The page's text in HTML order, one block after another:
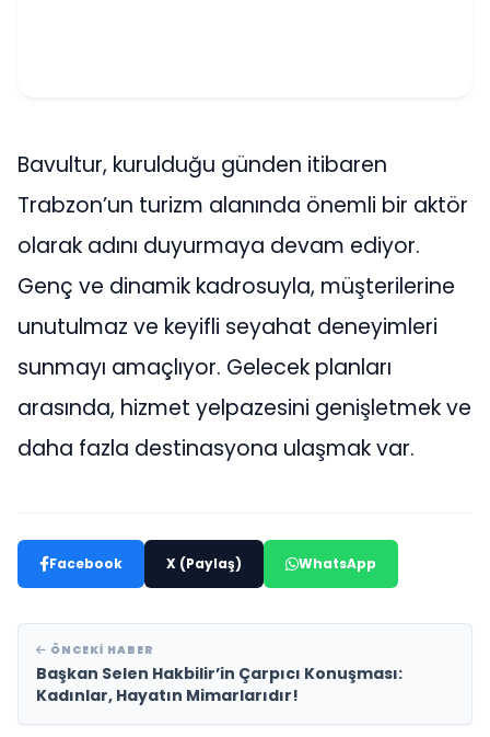
Bavultur, kurulduğu günden itibaren
Trabzon’un turizm alanında önemli bir aktör
olarak adını duyurmaya devam ediyor.
Genç ve dinamik kadrosuyla, müşterilerine
unutulmaz ve keyifli seyahat deneyimleri
sunmayı amaçlıyor. Gelecek planları
arasında, hizmet yelpazesini genişletmek ve
daha fazla destinasyona ulaşmak var.
Facebook X (Paylaş) WhatsApp
ÖNCEKI HABER
Başkan Selen Hakbilir’in Çarpıcı Konuşması:
Kadınlar, Hayatın Mimarlarıdır!